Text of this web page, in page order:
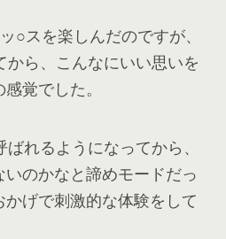
○スを楽しんだのですが、
から、こんなにいい思いを
覚でした。
れるようになってから、
のかなと諦めモードだっ
げで刺激的な体験をして